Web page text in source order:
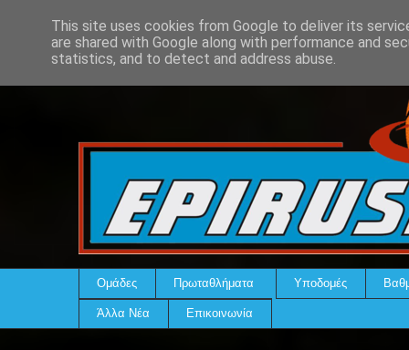
Ομάδες Πρωταθλήματα Υποδομές
Άλλα Νέα Επικοινωνία
This site uses cookies from Google to deliver its
are shared with Google along with performance and
statistics, and to detect and address abuse.